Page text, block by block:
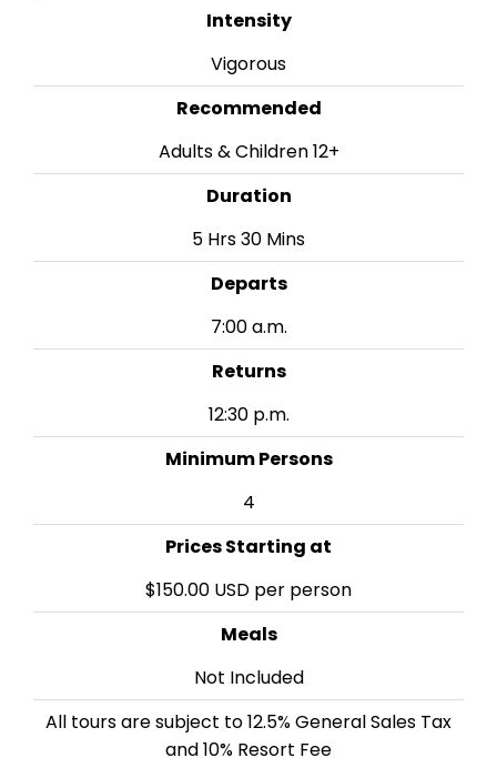
Intensity
Vigorous
Recommended
Adults & Children 12+
Duration
5 Hrs 30 Mins
Departs
7:00 a.m.
Returns
12:30 p.m.
Minimum Persons
4
Prices Starting at
$150.00 USD per person
Meals
Not Included
All tours are subject to 12.5% General Sales Tax
and 10% Resort Fee